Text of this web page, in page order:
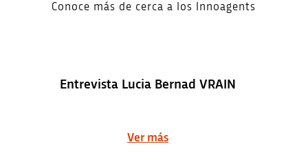
Conoce más de cerca a los Innoagents
Entrevista Lucia Bernad VRAIN
Ver más